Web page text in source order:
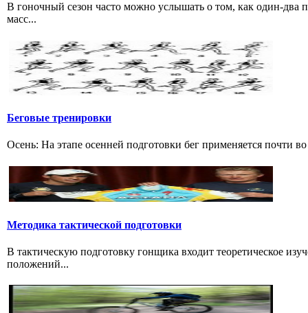
В гоночный сезон часто можно услышать о том, как один-два
масс...
Беговые тренировки
Осень: На этапе осенней подготовки бег применяется почти
Методика тактической подготовки
В тактическую подготовку гонщика входит теоретическое
положений...